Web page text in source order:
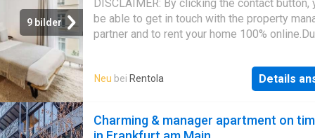
9 bilder
DISCLAIMER: By clicking the contact button,
be able to get in touch with the property
partner and to rent your home 100%
ein. Das Gebäude wurde bewusst so
es dir ideal ermöglicht, Teil der Habyt-
werden. Unsere privaten Apartments sind
komfortablen Alltag benötigst. Dazu gehören
Neu bei Rentola Details
Charming & manager apartment on